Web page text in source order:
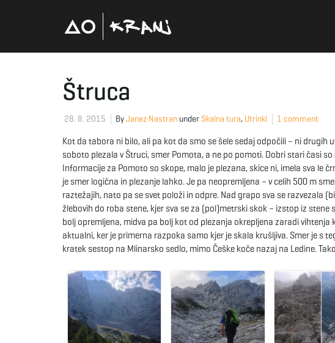
Štruca
28. 8. 2015 ByJanez Nastran under Skalna tura, Utrinki 1 comment
Kot da tabora ni bilo, ali pa kot da smo se šele sedaj odpočili – ni drugih
soboto plezala v Štruci, smer Pomota, a ne po pomoti. Dobri stari časi
Informacije za Pomoto so skope, malo je plezana, skice ni, imela sva le
je smer logična in plezanje lahko. Je pa neopremljena – v celih 500 m
raztežajih, nato pa se svet položi in odpre. Nad grapo sva se razvezala
žlebovih do roba stene, kjer sva se za (pol)metrski skok – izstop iz
bolj opremljena, midva pa bolj kot od plezanja okrepljena zaradi
aktualni, ker je primerna razpoka samo kjer je skala krušljiva. Smer je s
kratek sestop na Mlinarsko sedlo, mimo Češke koče nazaj na Ledine.